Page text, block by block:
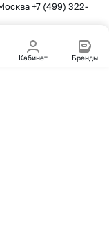
Кабинет Бренды
+7 (499) 322-